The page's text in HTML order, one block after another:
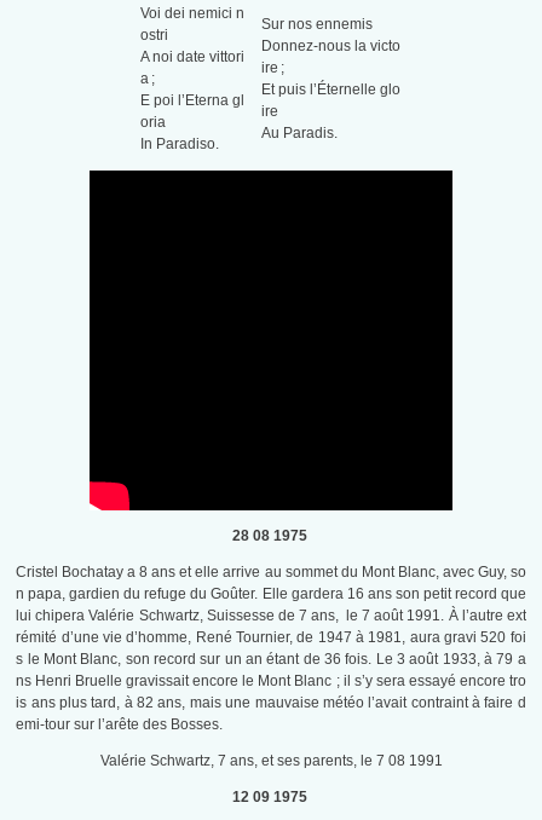
Voi dei nemici n
ostri
A noi date vittori
a ;
E poi l’Eterna gl
oria
In Paradiso.
Sur nos ennemis
Donnez-nous la victo
ire ;
Et puis l’Éternelle glo
ire
Au Paradis.
28 08 1975
Cristel Bochatay a 8 ans et elle arrive au sommet du Mont Blanc, avec Guy, so
n papa, gardien du refuge du Goûter. Elle gardera 16 ans son petit record que
lui chipera Valérie Schwartz, Suissesse de 7 ans, le 7 août 1991. À l’autre ext
rémité d’une vie d’homme, René Tournier, de 1947 à 1981, aura gravi 520 foi
s le Mont Blanc, son record sur un an étant de 36 fois. Le 3 août 1933, à 79 a
ns Henri Bruelle gravissait encore le Mont Blanc ; il s’y sera essayé encore tro
is ans plus tard, à 82 ans, mais une mauvaise météo l’avait contraint à faire d
emi-tour sur l’arête des Bosses.
Valérie Schwartz, 7 ans, et ses parents, le 7 08 1991
12 09 1975